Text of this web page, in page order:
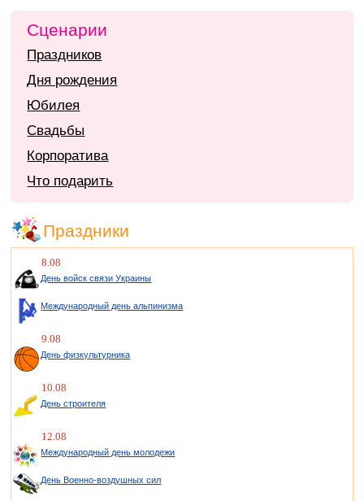
Сценарии
Праздников
Дня рождения
Юбилея
Свадьбы
Корпоратива
Что подарить
Праздники
8.08
День войск связи Украины
Международный день альпинизма
9.08
День физкультурника
10.08
День строителя
12.08
Международный день молодежи
День Военно-воздушных сил